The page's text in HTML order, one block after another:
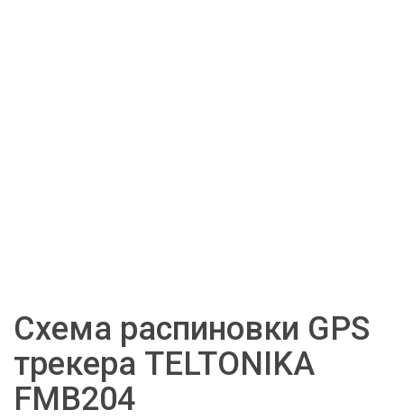
Схема распиновки GPS
трекера TELTONIKA
FMB204